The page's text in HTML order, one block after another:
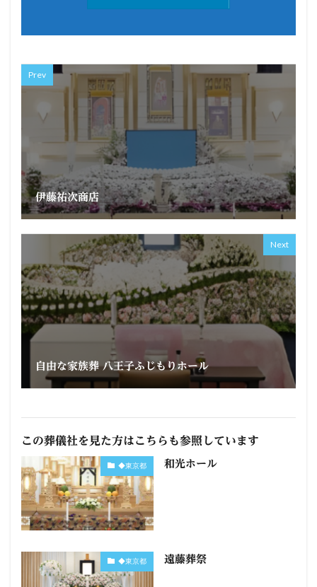
Prev
伊藤祐次商店
Next
自由な家族葬 八王子ふじもりホール
この葬儀社を見た方はこちらも参照しています
◆東京都 和光ホール
◆東京都 遠藤葬祭